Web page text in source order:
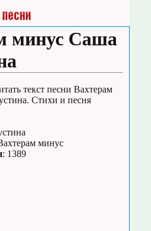
минус Саша
текст песни Вахтерам
Стихи и песня
минус
: 1389